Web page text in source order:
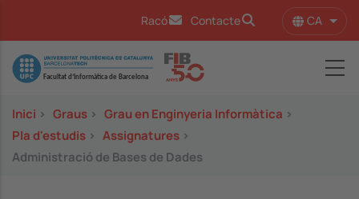
Racó Contacte CA
Image
Inici > Graus > Grau en Enginyeria Informàtica >
Pla d'estudis > Assignatures >
Administració de Bases de Dades